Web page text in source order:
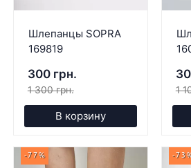
Шлепанцы SOPRA
169819
300 грн.
1 300 грн.
В корзину
1
-77% -